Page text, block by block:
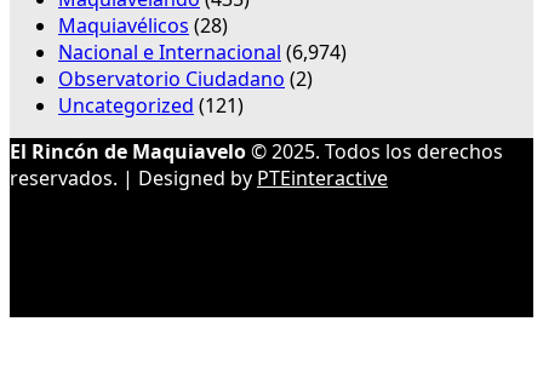
Maquiavélicos (28)
Nacional e Internacional (6,974)
Observatorio Ciudadano (2)
Uncategorized (121)
El Rincón de Maquiavelo© 2025. Todos los derechos
reservados. | Designed by PTEinteractive